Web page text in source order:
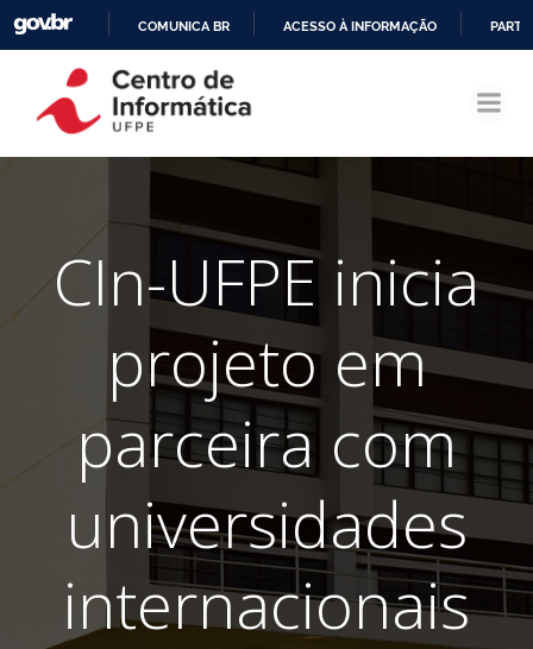
CONTEÚDO
COMUNICA BR ACESSO À INFORMAÇÃO
CIn-UFPE inicia
projeto em
parceira com
universidades
internacionais